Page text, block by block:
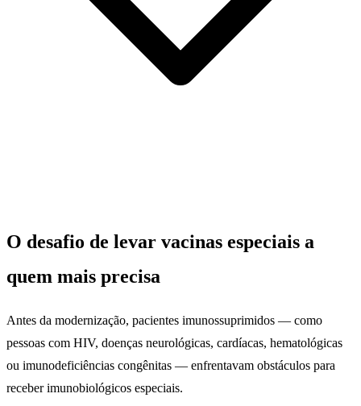
O desafio de levar vacinas especiais a
quem mais precisa
Antes da modernização, pacientes imunossuprimidos — como
pessoas com HIV, doenças neurológicas, cardíacas, hematológicas
ou imunodeficiências congênitas — enfrentavam obstáculos para
receber imunobiológicos especiais.